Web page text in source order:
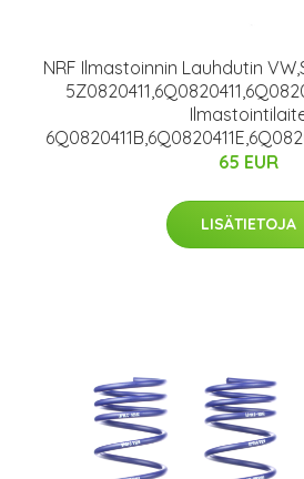
NRF Ilmastoinnin Lauhdutin
65 EUR
LISÄTIETOJA